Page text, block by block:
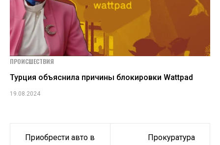
ПРОИСШЕСТВИЯ
Турция объяснила причины блокировки Wattpad
19.08.2024
Навигация
Приобрести авто в
Прокуратура